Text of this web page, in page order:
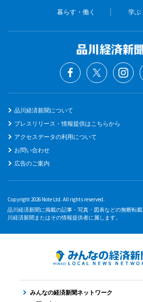
暮らす・働く 学ぶ
品川経済新聞について
プレスリリース・情報提供はこちらから
アクセスデータの利用について
お問い合わせ
広告のご案内
Copyright 2026 Note Ltd. All rights reserved.
品川経済新聞に掲載の記事・写真・図表などの無断転
川経済新聞またはその情報提供者に属します。
みんなの経済新聞ネットワーク